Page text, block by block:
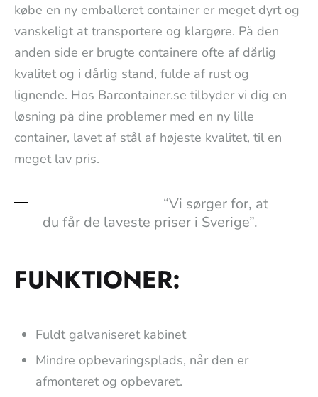
købe en ny emballeret container er meget dyrt og
vanskeligt at transportere og klargøre. På den
anden side er brugte containere ofte af dårlig
kvalitet og i dårlig stand, fulde af rust og
lignende. Hos Barcontainer.se tilbyder vi dig en
løsning på dine problemer med en ny lille
container, lavet af stål af højeste kvalitet, til en
meget lav pris.
“Vi sørger for, at
du får de laveste priser i Sverige”.
FUNKTIONER:
Fuldt galvaniseret kabinet
Mindre opbevaringsplads, når den er
afmonteret og opbevaret.